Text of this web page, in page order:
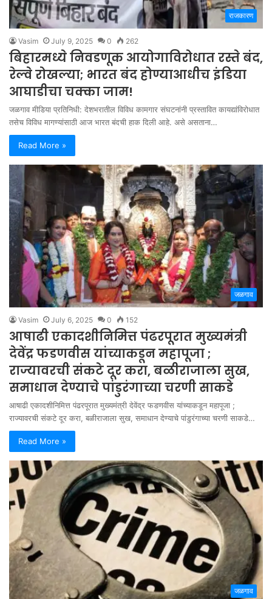
राजकारण
Vasim July 9, 2025 0 262
बिहारमध्ये निवडणूक आयोगाविरोधात रस्ते बंद,
रेल्वे रोखल्या; भारत बंद होण्याआधीच इंडिया
आघाडीचा चक्का जाम!
जळगाव मीडिया प्रतिनिधी: देशभरातील विविध कामगार संघटनांनी प्रस्तावित कायद्यांविरोधात
तसेच विविध मागण्यांसाठी आज भारत बंदची हाक दिली आहे. असे असताना…
Read More »
जळगाव
Vasim July 6, 2025 0 152
आषाढी एकादशीनिमित्त पंढरपूरात मुख्यमंत्री
देवेंद्र फडणवीस यांच्याकडून महापूजा ;
राज्यावरची संकटे दूर करा, बळीराजाला सुख,
समाधान देण्याचे पांडुरंगाच्या चरणी साकडे
आषाढी एकादशीनिमित्त पंढरपूरात मुख्यमंत्री देवेंद्र फडणवीस यांच्याकडून महापूजा ;
राज्यावरची संकटे दूर करा, बळीराजाला सुख, समाधान देण्याचे पांडुरंगाच्या चरणी साकडे…
Read More »
जळगाव